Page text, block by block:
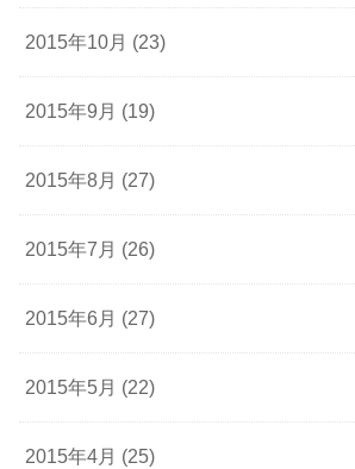
2015年10月 (23)
2015年9月 (19)
2015年8月 (27)
2015年7月 (26)
2015年6月 (27)
2015年5月 (22)
2015年4月 (25)